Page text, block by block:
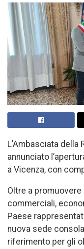
L’Ambasciata della
annunciato
a Vicenza, con
Oltre a
commerciali,
Paese
nuova sede
riferimento per gli